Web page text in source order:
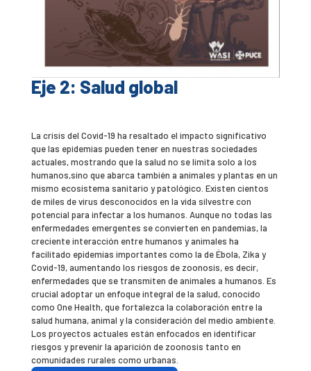
Eje 2: Salud global
La crisis del Covid-19 ha resaltado el impacto significativo
que las epidemias pueden tener en nuestras sociedades
actuales, mostrando que la salud no se limita solo a los
humanos,sino que abarca también a animales y plantas en un
mismo ecosistema sanitario y patológico. Existen cientos
de miles de virus desconocidos en la vida silvestre con
potencial para infectar a los humanos. Aunque no todas las
enfermedades emergentes se convierten en pandemias, la
creciente interacción entre humanos y animales ha
facilitado epidemias importantes como la de Ébola, Zika y
Covid-19, aumentando los riesgos de zoonosis, es decir,
enfermedades que se transmiten de animales a humanos. Es
crucial adoptar un enfoque integral de la salud, conocido
como One Health, que fortalezca la colaboración entre la
salud humana, animal y la consideración del medio ambiente.
Los proyectos actuales están enfocados en identificar
riesgos y prevenir la aparición de zoonosis tanto en
comunidades rurales como urbanas.